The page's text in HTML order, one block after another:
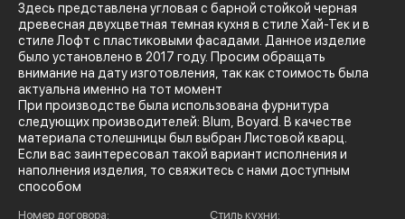
Здесь представлена угловая с барной стойкой черная
древесная двухцветная темная кухня в стиле Хай-Тек и в
стиле Лофт с пластиковыми фасадами. Данное изделие
было установлено в 2017 году. Просим обращать
внимание на дату изготовления, так как стоимость была
актуальна именно на тот момент
При производстве была использована фурнитура
следующих производителей: Blum, Boyard. В качестве
материала столешницы был выбран Листовой кварц.
Если вас заинтересовал такой вариант исполнения и
наполнения изделия, то свяжитесь с нами доступным
способом
Номер договора: Стиль кухни: